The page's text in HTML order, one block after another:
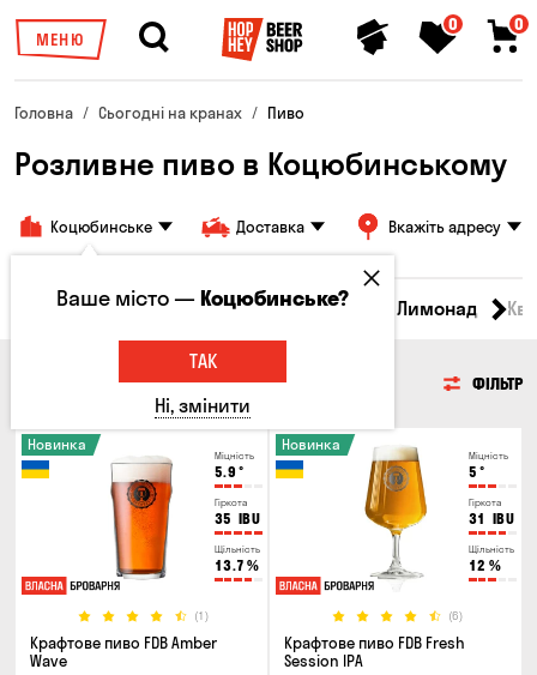
МЕНЮ
0 0
Головна Сьогодні на кранах Пиво
Розливне пиво в Коцюбинському
Коцюбинське Доставка Вкажіть адресу
Всі товари Пиво Сидр Вино Лимонад
ФІЛЬТР
Міцність
5.9 °
Гіркота
35 IBU
Щільність
13.7 %
(1)
Новинка
Крафтове пиво FDB Amber
Wave
Міцність
5 °
Гіркота
31 IBU
Щільність
12 %
(6)
Новинка
Крафтове пиво FDB Fresh
Session IPA
Ваше місто —Коцюбинське?
ТАК
Ні, змінити